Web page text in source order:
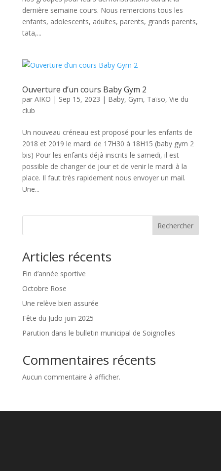
dernière semaine cours. Nous remercions tous les
enfants, adolescents, adultes, parents, grands parents,
tata,...
Ouverture d’un cours Baby Gym 2
par AIKO | Sep 15, 2023 | Baby, Gym, Taïso, Vie du
club
Un nouveau créneau est proposé pour les enfants de
2018 et 2019 le mardi de 17H30 à 18H15 (baby gym 2
bis) Pour les enfants déjà inscrits le samedi, il est
possible de changer de jour et de venir le mardi à la
place. Il faut très rapidement nous envoyer un mail.
Une...
Rechercher
Articles récents
Fin d’année sportive
Octobre Rose
Une relève bien assurée
Fête du Judo juin 2025
Parution dans le bulletin municipal de Soignolles
Commentaires récents
Aucun commentaire à afficher.